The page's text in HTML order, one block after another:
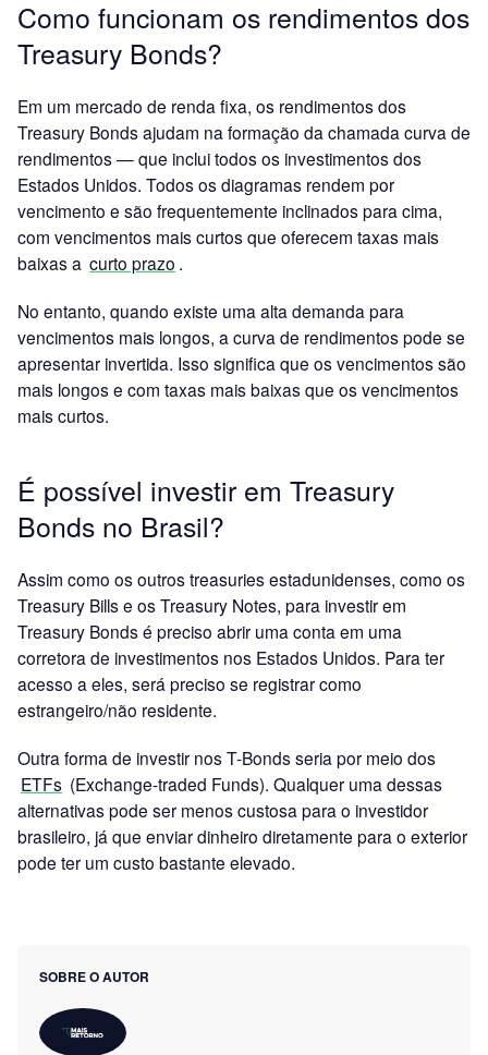
Como funcionam os rendimentos dos
Treasury Bonds?
Em um mercado de renda fixa, os rendimentos dos
Treasury Bonds ajudam na formação da chamada curva de
rendimentos — que inclui todos os investimentos dos
Estados Unidos. Todos os diagramas rendem por
vencimento e são frequentemente inclinados para cima,
com vencimentos mais curtos que oferecem taxas mais
baixas a curto prazo .
No entanto, quando existe uma alta demanda para
vencimentos mais longos, a curva de rendimentos pode se
apresentar invertida. Isso significa que os vencimentos são
mais longos e com taxas mais baixas que os vencimentos
mais curtos.
É possível investir em Treasury
Bonds no Brasil?
Assim como os outros treasuries estadunidenses, como os
Treasury Bills e os Treasury Notes, para investir em
Treasury Bonds é preciso abrir uma conta em uma
corretora de investimentos nos Estados Unidos. Para ter
acesso a eles, será preciso se registrar como
estrangeiro/não residente.
Outra forma de investir nos T-Bonds seria por meio dos
ETFs (Exchange-traded Funds). Qualquer uma dessas
alternativas pode ser menos custosa para o investidor
brasileiro, já que enviar dinheiro diretamente para o exterior
pode ter um custo bastante elevado.
SOBRE O AUTOR